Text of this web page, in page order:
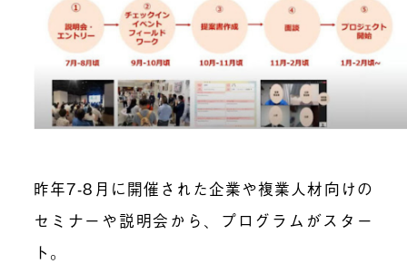
昨年7-8月に開催された企業や複業人材向けの
セミナーや説明会から、プログラムがスター
ト。